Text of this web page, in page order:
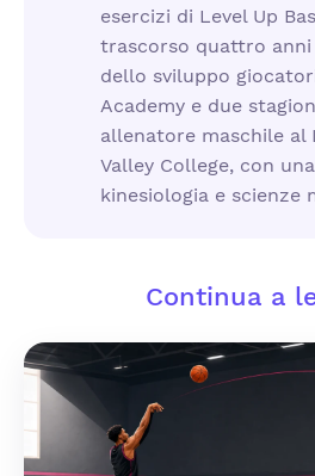
esercizi di Level Up
trascorso quattro
dello sviluppo
Academy e due
allenatore maschile al
Valley College, con
kinesiologia e scienze
Continua a